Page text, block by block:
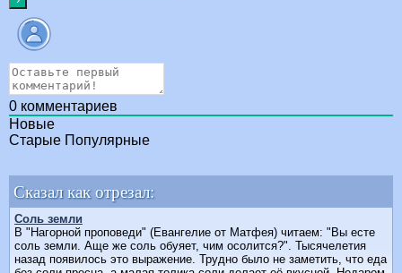
0 комментариев
Новые
Старые Популярные
Сказал как отрезал:
Соль земли
В "Hагорной проповеди" (Евангелие от Матфея) читаем: "Вы есте
соль земли. Аще же соль обуяет, чим осолится?". Тысячелетия
назад появилось это выражение. Трудно было не заметить, что еда